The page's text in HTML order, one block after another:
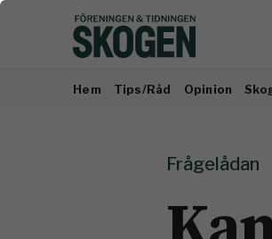
Hem Tips/Råd Opinion
Frågelådan